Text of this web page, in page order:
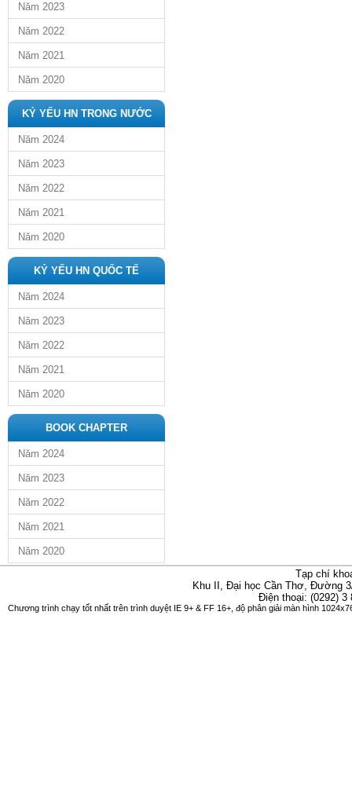
Năm 2023
Năm 2022
Năm 2021
Năm 2020
KỶ YẾU HN TRONG NƯỚC
Năm 2024
Năm 2023
Năm 2022
Năm 2021
Năm 2020
KỶ YẾU HN QUỐC TẾ
Năm 2024
Năm 2023
Năm 2022
Năm 2021
Năm 2020
BOOK CHAPTER
Năm 2024
Năm 2023
Năm 2022
Năm 2021
Năm 2020
Tạp chí
Khu II, Đại học Cần Thơ, Đường
Điện thoại: (0292)
Chương trình chạy tốt nhất trên trình duyệt IE 9+ & FF 16+, độ phân giải màn hình